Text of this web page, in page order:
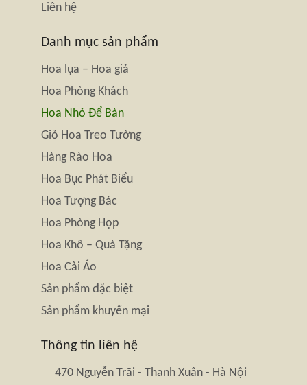
Liên hệ
Danh mục sản phẩm
Hoa lụa – Hoa giả
Hoa Phòng Khách
Hoa Nhỏ Để Bàn
Giỏ Hoa Treo Tường
Hàng Rào Hoa
Hoa Bục Phát Biểu
Hoa Tượng Bác
Hoa Phòng Họp
Hoa Khô – Quà Tặng
Hoa Cài Áo
Sản phẩm đặc biệt
Sản phẩm khuyến mại
Thông tin liên hệ
470 Nguyễn Trãi - Thanh Xuân - Hà Nội